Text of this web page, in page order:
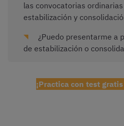
las convocatorias
estabilización y
¿Puedo presentarme a
de estabilización o
¡Practica con test